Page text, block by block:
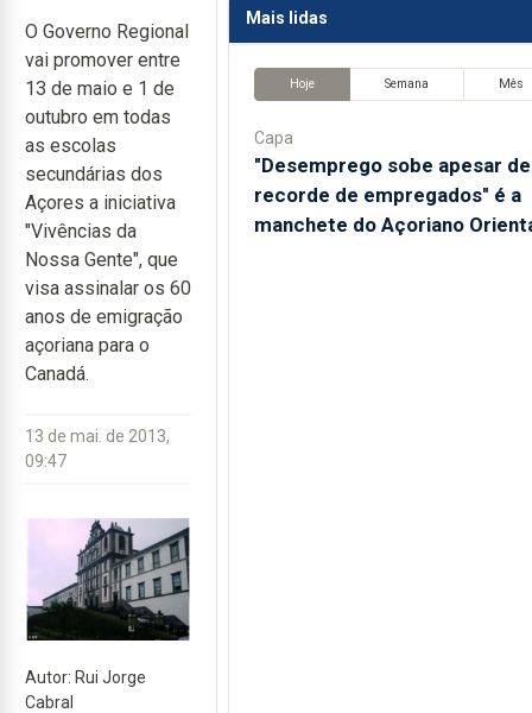
O Governo Regional
vai promover entre
13 de maio e 1 de
outubro em todas
as escolas
secundárias dos
Açores a iniciativa
"Vivências da
Nossa Gente", que
visa assinalar os 60
anos de emigração
açoriana para o
Canadá.
13 de mai. de 2013,
09:47
Autor: Rui Jorge
Cabral
Mais lidas
Hoje Semana Mês
Capa
"Desemprego sobe apesar de
recorde de empregados" é a
manchete do Açoriano